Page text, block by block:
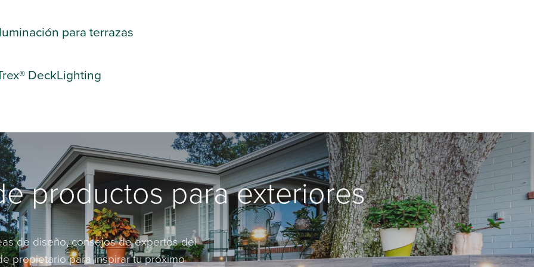
para terrazas
DeckLighting
productos para exteriores
de diseño, consejos de expertos del
propietario para inspirar tu próximo